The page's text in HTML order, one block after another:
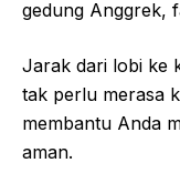
gedung Anggrek,
Jarak dari lobi ke
tak perlu merasa
membantu Anda
aman.